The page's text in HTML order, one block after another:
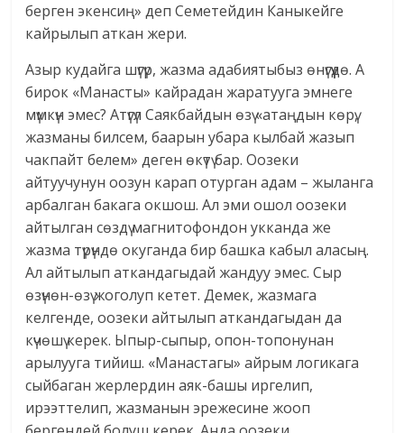
берген экенсиң» деп Семетейдин Каныкейге
кайрылып аткан жери.
Азыр кудайга шүгүр, жазма адабиятыбыз өнүгүүдө. А
бирок «Манасты» кайрадан жаратууга эмнеге
мүмкүн эмес? Атүгүл Саякбайдын өзү «атаңдын көрү,
жазманы билсем, баарын убара кылбай жазып
чакпайт белем» деген өкүтү бар. Оозеки
айтуучунун оозун карап отурган адам – жыланга
арбалган бакага окшош. Ал эми ошол оозеки
айтылган сөздү магнитофондон укканда же
жазма түрүндө окуганда бир башка кабыл аласың.
Ал айтылып аткандагыдай жандуу эмес. Сыр
өзүнөн-өзү жоголуп кетет. Демек, жазмага
келгенде, оозеки айтылып аткандагыдан да
күчөшү керек. Ыпыр-сыпыр, опон-топонунан
арылууга тийиш. «Манастагы» айрым логикага
сыйбаган жерлердин аяк-башы иргелип,
ирээттелип, жазманын эрежесине жооп